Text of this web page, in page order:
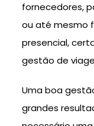
fornecedores,
ou até mesmo
presencial,
gestão de
Uma boa
grandes